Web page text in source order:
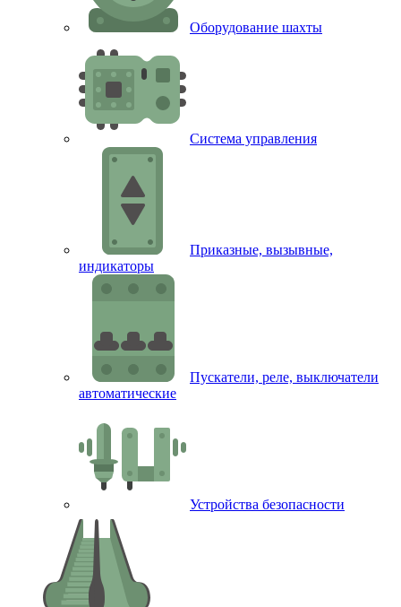
Оборудование шахты
Система управления
Приказные, вызывные,
индикаторы
Пускатели, реле, выключатели
автоматические
Устройства безопасности